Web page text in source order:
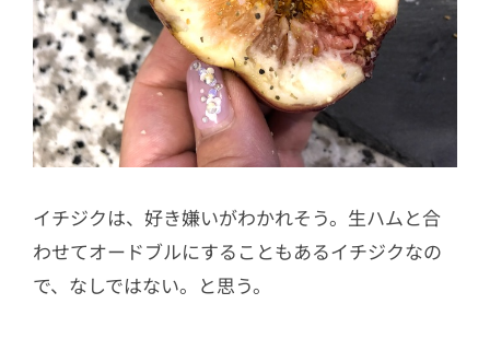
イチジクは、好き嫌いがわかれそう。生ハムと合
わせてオードブルにすることもあるイチジクなの
で、なしではない。と思う。